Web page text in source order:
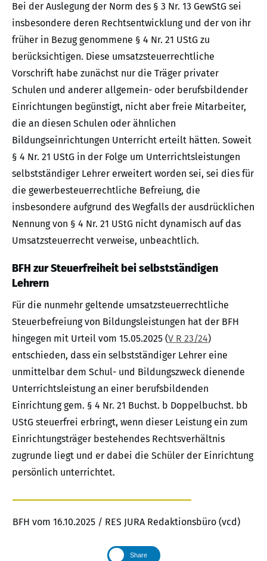
Bei der Auslegung der Norm des § 3 Nr. 13 GewStG sei
insbesondere deren Rechtsentwicklung und der von ihr
früher in Bezug genommene § 4 Nr. 21 UStG zu
berücksichtigen. Diese umsatzsteuerrechtliche
Vorschrift habe zunächst nur die Träger privater
Schulen und anderer allgemein- oder berufsbildender
Einrichtungen begünstigt, nicht aber freie Mitarbeiter,
die an diesen Schulen oder ähnlichen
Bildungseinrichtungen Unterricht erteilt hätten. Soweit
§ 4 Nr. 21 UStG in der Folge um Unterrichtsleistungen
selbstständiger Lehrer erweitert worden sei, sei dies für
die gewerbesteuerrechtliche Befreiung, die
insbesondere aufgrund des Wegfalls der ausdrücklichen
Nennung von § 4 Nr. 21 UStG nicht dynamisch auf das
Umsatzsteuerrecht verweise, unbeachtlich.
BFH zur Steuerfreiheit bei selbstständigen
Lehrern
Für die nunmehr geltende umsatzsteuerrechtliche
Steuerbefreiung von Bildungsleistungen hat der BFH
hingegen mit Urteil vom 15.05.2025 (V R 23/24)
entschieden, dass ein selbstständiger Lehrer eine
unmittelbar dem Schul- und Bildungszweck dienende
Unterrichtsleistung an einer berufsbildenden
Einrichtung gem. § 4 Nr. 21 Buchst. b Doppelbuchst. bb
UStG steuerfrei erbringt, wenn dieser Leistung ein zum
Einrichtungsträger bestehendes Rechtsverhältnis
zugrunde liegt und er dabei die Schüler der Einrichtung
persönlich unterrichtet.
BFH vom 16.10.2025 / RES JURA Redaktionsbüro (vcd)
Share